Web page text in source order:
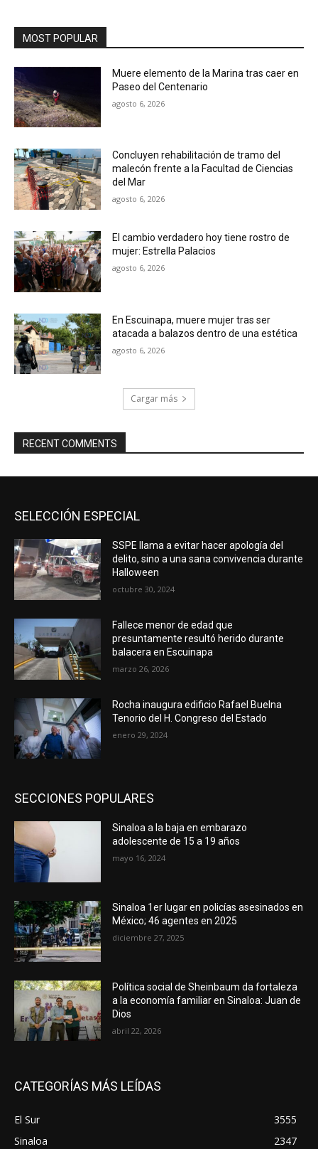
MOST POPULAR
Muere elemento de la Marina tras caer en
Paseo del Centenario
agosto 6, 2026
Concluyen rehabilitación de tramo del
malecón frente a la Facultad de Ciencias
del Mar
agosto 6, 2026
El cambio verdadero hoy tiene rostro de
mujer: Estrella Palacios
agosto 6, 2026
En Escuinapa, muere mujer tras ser
atacada a balazos dentro de una estética
agosto 6, 2026
Cargar más
RECENT COMMENTS
SELECCIÓN ESPECIAL
SSPE llama a evitar hacer apología del
delito, sino a una sana convivencia durante
Halloween
octubre 30, 2024
Fallece menor de edad que
presuntamente resultó herido durante
balacera en Escuinapa
marzo 26, 2026
Rocha inaugura edificio Rafael Buelna
Tenorio del H. Congreso del Estado
enero 29, 2024
SECCIONES POPULARES
Sinaloa a la baja en embarazo
adolescente de 15 a 19 años
mayo 16, 2024
Sinaloa 1er lugar en policías asesinados en
México; 46 agentes en 2025
diciembre 27, 2025
Política social de Sheinbaum da fortaleza
a la economía familiar en Sinaloa: Juan de
Dios
abril 22, 2026
CATEGORÍAS MÁS LEÍDAS
El Sur
3555
Sinaloa
2347